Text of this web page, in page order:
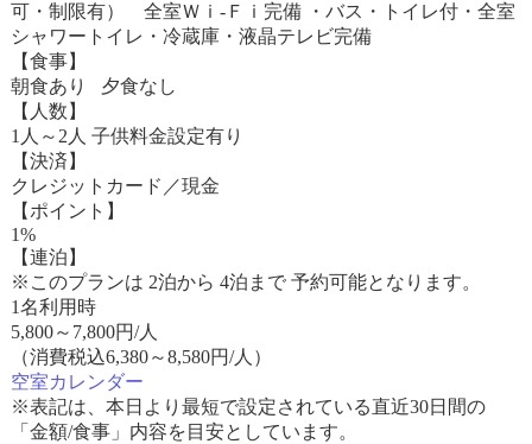
可・制限有） 全室Ｗｉ-Ｆｉ完備 ・バス・トイレ付・全室
シャワートイレ・冷蔵庫・液晶テレビ完備
【食事】
朝食あり 夕食なし
【人数】
1人～2人 子供料金設定有り
【決済】
クレジットカード／現金
【ポイント】
1%
【連泊】
※このプランは 2泊から 4泊まで 予約可能となります。
1名利用時
5,800～ 7,800円/人
（消費税込6,380～8,580円/人）
空室カレンダー
※表記は、本日より最短で設定されている直近30日間の
「金額/食事」内容を目安としています。